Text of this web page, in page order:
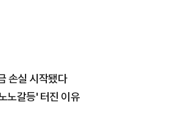
손실 시작됐다
노갈등' 터진 이유